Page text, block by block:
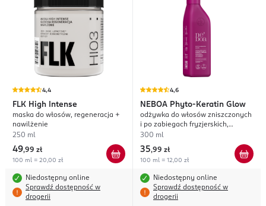
4,4
FLK High Intense
maska do włosów, regeneracja +
nawilżenie
250 ml
49,99 zł
100 ml = 20,00 zł
Niedostępny online
Sprawdź dostępność w
drogerii
4,6
NEBOA Phyto-Keratin Glow
odżywka do włosów zniszczonych
i po zabiegach fryzjerskich,
wygładzająca
300 ml
35,99 zł
100 ml = 12,00 zł
Niedostępny online
Sprawdź dostępność w
drogerii